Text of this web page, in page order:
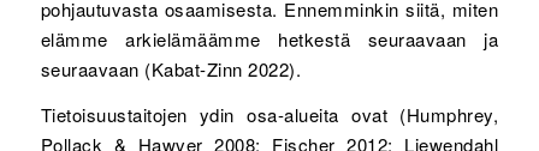
pohjautuvasta osaamisesta. Ennemminkin siitä, miten
elämme arkielämäämme hetkestä seuraavaan ja
seuraavaan (Kabat-Zinn 2022).
Tietoisuustaitojen ydin osa-alueita ovat (Humphrey,
Pollack & Hawver 2008; Fischer 2012; Liewendahl